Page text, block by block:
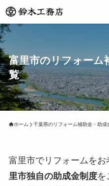
富里市のリフォーム
覧
ホーム 千葉県のリフォーム補助金・助成
富里市でリフォームを
里市独自の助成金制度を